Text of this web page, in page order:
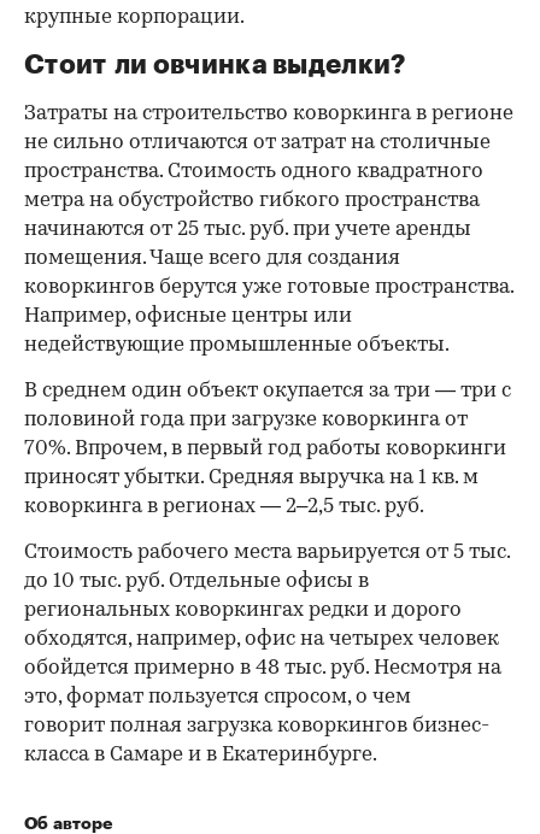
крупные корпорации.
Стоит ли овчинка выделки?
Затраты на строительство коворкинга в регионе
не сильно отличаются от затрат на столичные
пространства. Стоимость одного квадратного
метра на обустройство гибкого пространства
начинаются от 25 тыс. руб. при учете аренды
помещения. Чаще всего для создания
коворкингов берутся уже готовые пространства.
Например, офисные центры или
недействующие промышленные объекты.
В среднем один объект окупается за три — три с
половиной года при загрузке коворкинга от
70%. Впрочем, в первый год работы коворкинги
приносят убытки. Средняя выручка на 1 кв. м
коворкинга в регионах — 2–2,5 тыс. руб.
Стоимость рабочего места варьируется от 5 тыс.
до 10 тыс. руб. Отдельные офисы в
региональных коворкингах редки и дорого
обходятся, например, офис на четырех человек
обойдется примерно в 48 тыс. руб. Несмотря на
это, формат пользуется спросом, о чем
говорит полная загрузка коворкингов бизнес-
класса в Самаре и в Екатеринбурге.
Об авторе